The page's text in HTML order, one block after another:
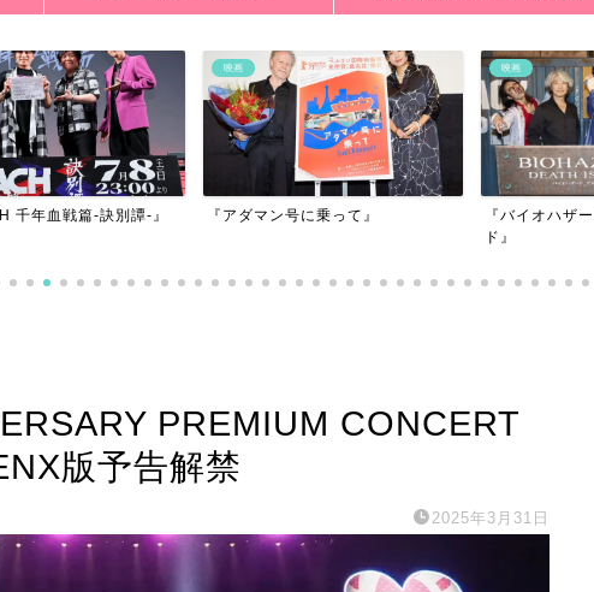
号に乗って』
映画
『バイオハザード：デスアイラン
映画
映画『もしか
かもしれない』
PREMIUM CONCERT
版予告解禁
2025年3月31日